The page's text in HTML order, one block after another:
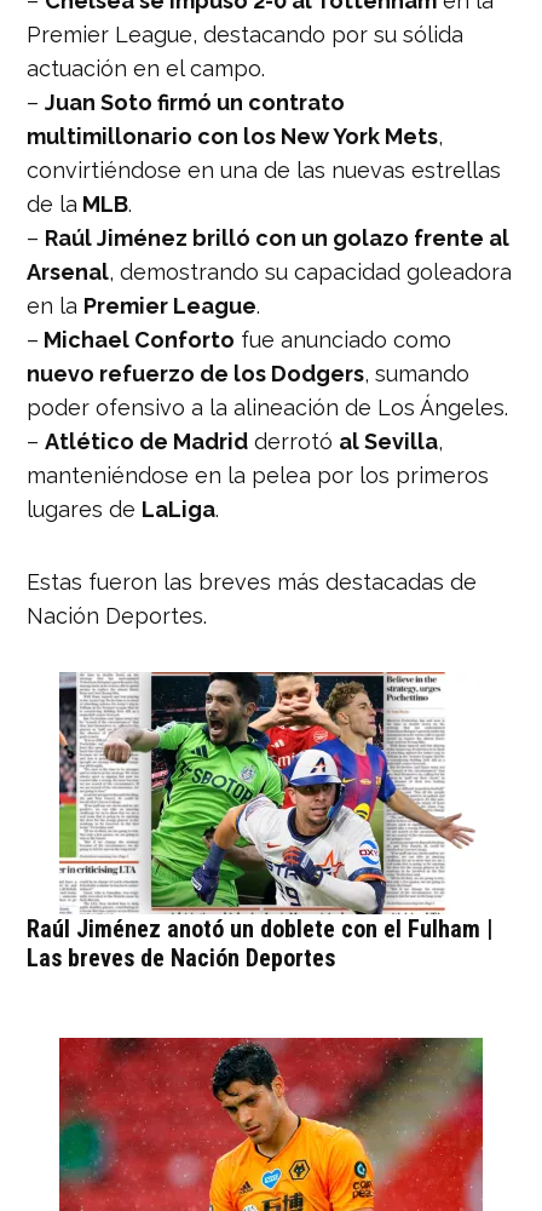
Premier League, destacando por su sólida
actuación en el campo.
–Juan Soto firmó un contrato
multimillonario con los New York Mets,
convirtiéndose en una de las nuevas estrellas
de la MLB.
– Raúl Jiménez brilló con un golazo frente al
Arsenal, demostrando su capacidad goleadora
en la Premier League.
– Michael Conforto fue anunciado como
nuevo refuerzo de los Dodgers, sumando
poder ofensivo a la alineación de Los Ángeles.
–Atlético de Madrid derrotó al Sevilla,
manteniéndose en la pelea por los primeros
lugares de LaLiga.
Estas fueron las breves más destacadas de
Nación Deportes.
Raúl Jiménez anotó un doblete con el Fulham |
Las breves de Nación Deportes